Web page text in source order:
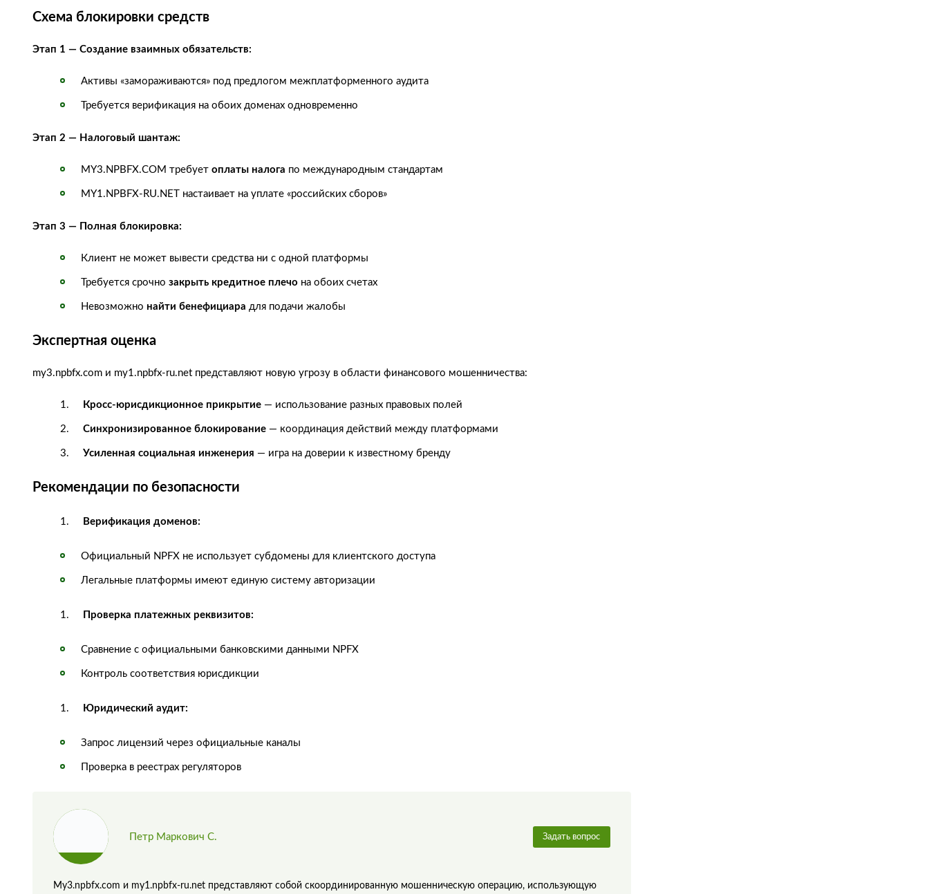
Схема блокировки средств
Этап 1 — Создание взаимных обязательств:
Активы «замораживаются» под предлогом межплатформенного аудита
Требуется верификация на обоих доменах одновременно
Этап 2 — Налоговый шантаж:
MY3.NPBFX.COM требует оплаты налога по международным стандартам
MY1.NPBFX-RU.NET настаивает на уплате «российских сборов»
Этап 3 — Полная блокировка:
Клиент не может вывести средства ни с одной платформы
Требуется срочно закрыть кредитное плечо на обоих счетах
Невозможно найти бенефициара для подачи жалобы
Экспертная оценка
my3.npbfx.com и my1.npbfx-ru.net представляют новую угрозу в области финансового мошенничества:
Кросс-юрисдикционное прикрытие — использование разных правовых полей
Синхронизированное блокирование — координация действий между платформами
Усиленная социальная инженерия — игра на доверии к известному бренду
Рекомендации по безопасности
Верификация доменов:
Официальный NPFX не использует субдомены для клиентского доступа
Легальные платформы имеют единую систему авторизации
Проверка платежных реквизитов:
Сравнение с официальными банковскими данными NPFX
Контроль соответствия юрисдикции
Юридический аудит:
Запрос лицензий через официальные каналы
Проверка в реестрах регуляторов
Петр Маркович С. Задать вопрос
My3.npbfx.com и my1.npbfx-ru.net представляют собой скоординированную мошенническую операцию, использующую